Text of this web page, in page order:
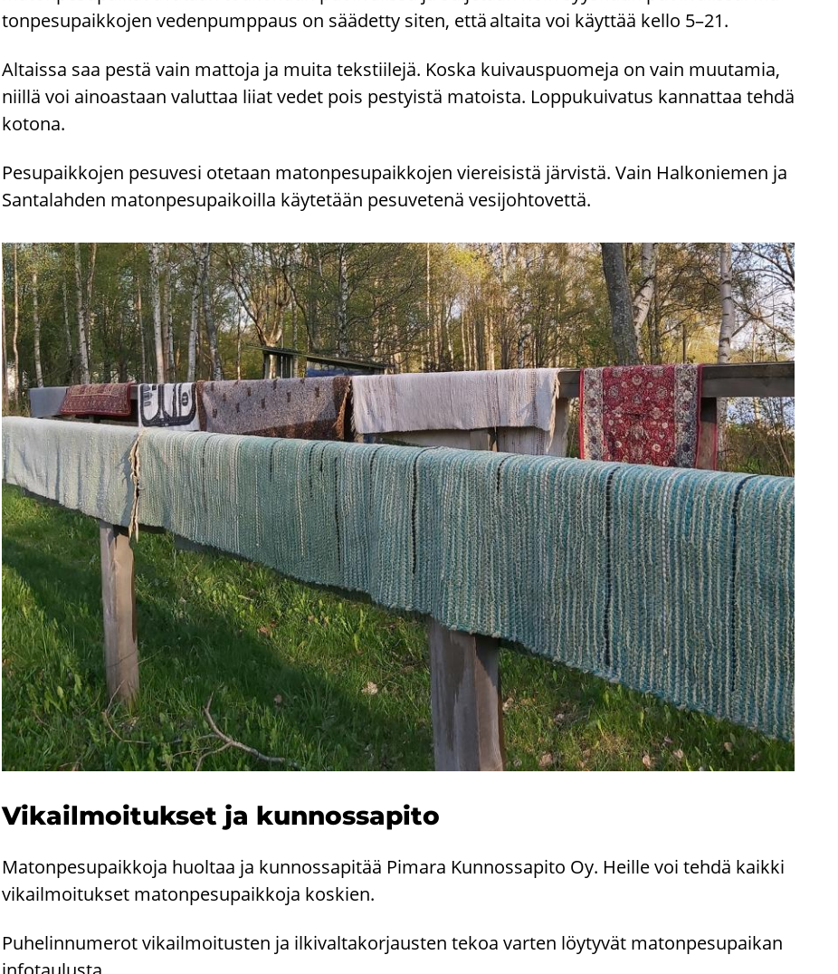
ton­pe­su­paik­ko­jen ve­den­pump­paus on sää­det­ty siten, että al­tai­ta voi käyt­tää kello 5–21.
Al­tais­sa saa pestä vain mat­to­ja ja muita teks­tii­le­jä. Koska kui­vaus­puo­me­ja on vain muu­ta­mia,
niil­lä voi ai­noas­taan va­lut­taa liiat vedet pois pes­tyis­tä ma­tois­ta. Lop­pu­kui­va­tus kan­nat­taa tehdä
ko­to­na.
Pe­su­paik­ko­jen pe­su­ve­si ote­taan ma­ton­pe­su­paik­ko­jen vie­rei­sis­tä jär­vis­tä. Vain Hal­ko­nie­men ja
San­ta­lah­den ma­ton­pe­su­pai­koil­la käy­te­tään pe­su­ve­te­nä ve­si­joh­to­vet­tä.
Vi­kail­moi­tuk­set ja kun­nos­sa­pi­to
Ma­ton­pe­su­paik­ko­ja huol­taa ja kun­nos­sa­pi­tää Pi­ma­ra Kun­nos­sa­pi­to Oy. Heil­le voi tehdä kaik­ki
vi­kail­moi­tuk­set ma­ton­pe­su­paik­ko­ja kos­kien.
Pu­he­lin­nu­me­rot vi­kail­moi­tus­ten ja il­ki­val­ta­kor­jaus­ten tekoa var­ten löy­ty­vät ma­ton­pe­su­pai­kan